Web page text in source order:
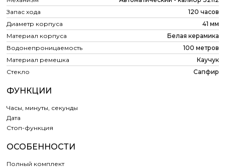
Запас хода
120 часов
Диаметр корпуса
41 мм
Материал корпуса
Белая керамика
Водонепроницаемость
100 метров
Материал ремешка
Каучук
Стекло
Сапфир
ФУНКЦИИ
Часы, минуты, секунды
Дата
Cтоп-функция
ОСОБЕННОСТИ
Полный комплект